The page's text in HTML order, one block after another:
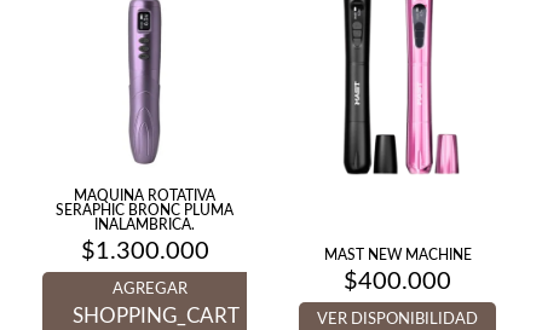
MAQUINA ROTATIVA
SERAPHIC BRONC PLUMA
INALAMBRICA.
$1.300.000
AGREGAR
SHOPPING_CART
MAST NEW MACHINE
$400.000
VER DISPONIBILIDAD